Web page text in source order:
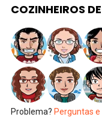
COZINHEIROS
Problema? Perguntas